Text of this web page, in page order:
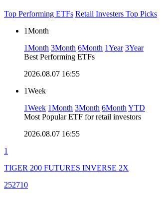
Top Performing ETFs Retail Investers Top Picks
1Month
1Month 3Month 6Month 1Year 3Year
Best Performing ETFs
2026.08.07 16:55
1Week
1Week 1Month 3Month 6MonthYTD
Most Popular ETF for retail investors
2026.08.07 16:55
1
TIGER 200 FUTURES INVERSE 2X
252710